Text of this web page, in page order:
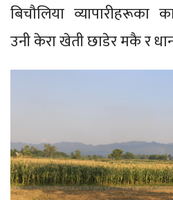
बिचौलिया व्यापारीहरूका
उनी केरा खेती छाडेर मकै र